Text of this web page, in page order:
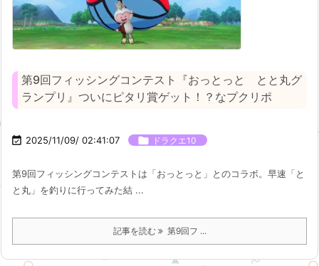
第9回フィッシングコンテスト『おっとっと とと丸グ
ランプリ』ついにピタリ賞ゲット！？なプクリポ
 2025/11/09/ 02:41:07  ドラクエ10
第9回フィッシングコンテストは「おっとっと」とのコラボ。早速「と
と丸」を釣りに行ってみた結 ...
記事を読む 第9回フ ...